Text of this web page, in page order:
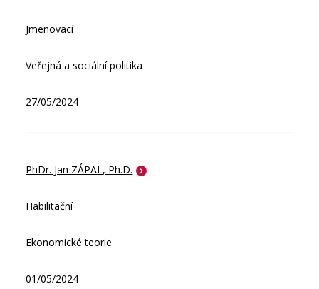
Jmenovací
Veřejná a sociální politika
27/05/2024
PhDr. Jan ZÁPAL, Ph.D.
Habilitační
Ekonomické teorie
01/05/2024